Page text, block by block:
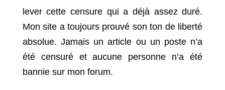
lever cette censure qui a déjà assez duré.
Mon site a toujours prouvé son ton de liberté
absolue. Jamais un article ou un poste n’a
été censuré et aucune personne n’a été
bannie sur mon forum.